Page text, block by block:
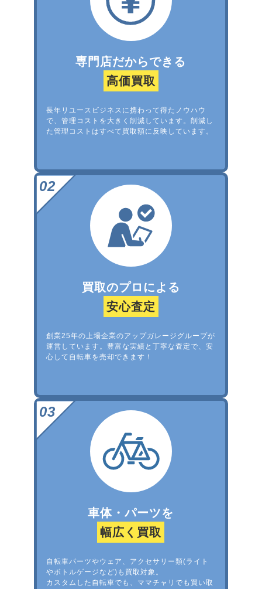
専門店だからできる
高価買取
長年リユースビジネスに携わって得たノウハウ
で、管理コストを大きく削減しています。削減し
た管理コストはすべて買取額に反映しています。
買取のプロによる
安心査定
創業25年の上場企業のアップガレージグループが
運営しています。豊富な実績と丁寧な査定で、安
心して自転車を売却できます！
車体・パーツを
幅広く買取
自転車パーツやウェア、アクセサリー類(ライト
やボトルゲージなど)も買取対象。
カスタムした自転車でも、ママチャリでも買い取